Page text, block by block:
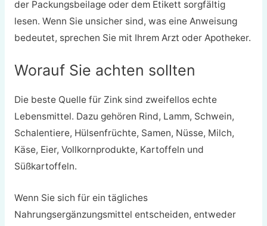
der Packungsbeilage oder dem Etikett sorgfältig
lesen. Wenn Sie unsicher sind, was eine Anweisung
bedeutet, sprechen Sie mit Ihrem Arzt oder Apotheker.
Worauf Sie achten sollten
Die beste Quelle für Zink sind zweifellos echte
Lebensmittel. Dazu gehören Rind, Lamm, Schwein,
Schalentiere, Hülsenfrüchte, Samen, Nüsse, Milch,
Käse, Eier, Vollkornprodukte, Kartoffeln und
Süßkartoffeln.
Wenn Sie sich für ein tägliches
Nahrungsergänzungsmittel entscheiden, entweder